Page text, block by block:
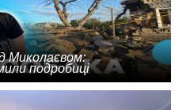
Миколаєвом:
подробиці